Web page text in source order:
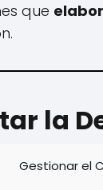
Gestionar el
que
la
de